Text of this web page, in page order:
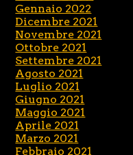
Gennaio 2022
Dicembre 2021
Novembre 2021
Ottobre 2021
Settembre 2021
Agosto 2021
Luglio 2021
Giugno 2021
Maggio 2021
Aprile 2021
Marzo 2021
Febbraio 2021